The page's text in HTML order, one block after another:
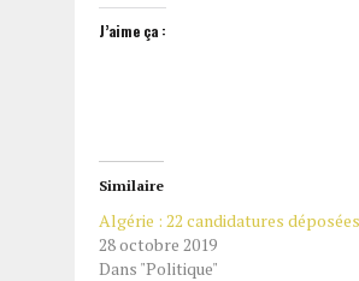
J’aime ça :
Similaire
Algérie : 22 candidatures déposées
28 octobre 2019
Dans "Politique"